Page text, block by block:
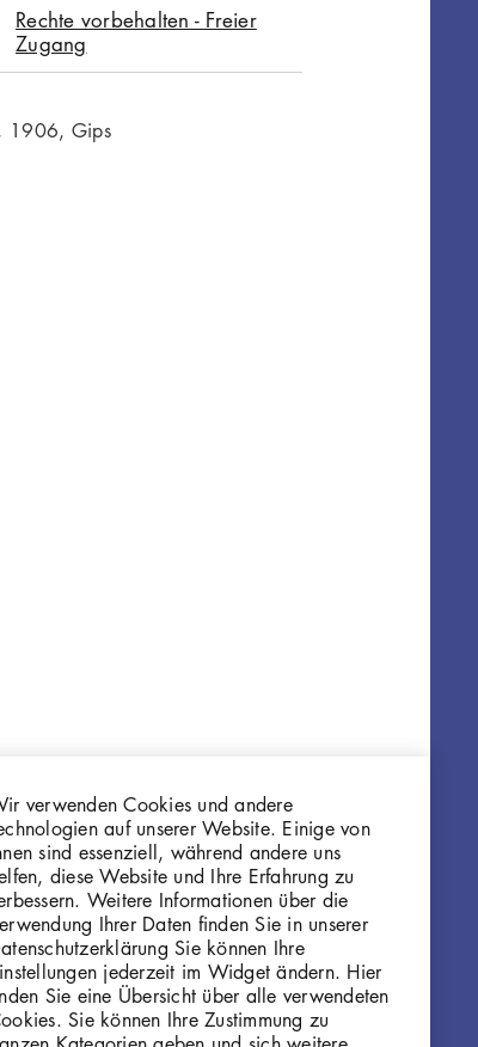
Rechte vorbehalten - Freier
Zugang
1906, Gips
verwenden Cookies und andere
auf unserer Website. Einige von
sind essenziell, während andere uns
diese Website und Ihre Erfahrung zu
Weitere Informationen über die
Ihrer Daten finden Sie in unserer
Sie können Ihre
jederzeit im Widget ändern. Hier
Sie eine Übersicht über alle verwendeten
Sie können Ihre Zustimmung zu